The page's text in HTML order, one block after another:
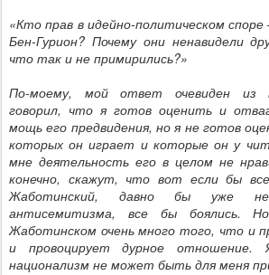
«Кто прав в идейно-политическом
Бен-Гурион? Почему они ненавидели
что так и не примирились?»
По-моему, мой ответ очевиден из
говорил, что я готов оценить и
мощь его предвидения, но я не готов
которых он играет и которые он у
мне деятельность его в целом не
конечно, скажут, что вот если бы
Жаботинский, давно бы уже
антисемитизма, все бы боялись.
Жаботинском очень много того, что и
и провоцирует дурное отношение.
национализм не может быть для меня